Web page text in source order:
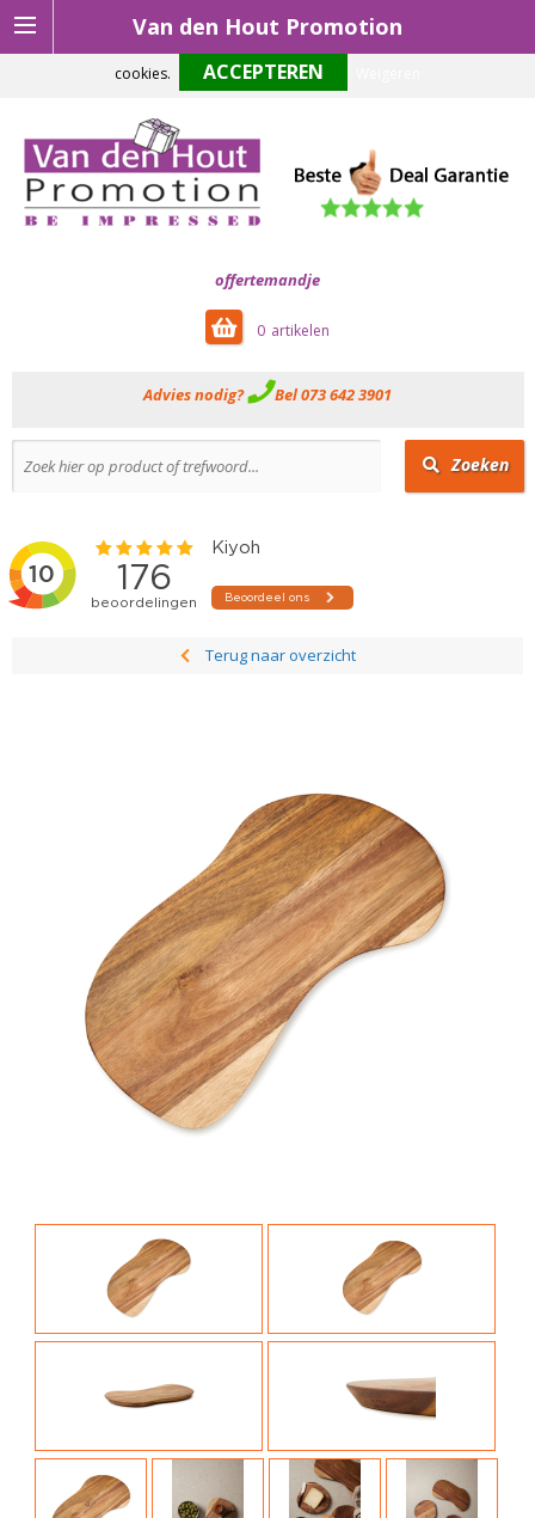
Van den Hout Promotion
offertemandje
0
Advies nodig? Bel 073 642 3901
Zoeken
Terug naar overzicht
Om onze website optimaal te laten functioneren maken wij gebruik van
cookies.